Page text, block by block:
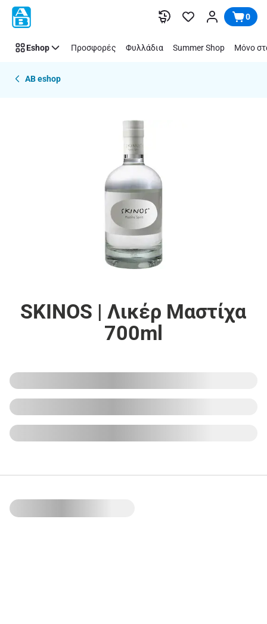
Παράλειψη 0
Eshop Προσφορές Φυλλάδια Summer Shop Μόνο
AB eshop
SKINOS | Λικέρ Μαστίχα
700ml